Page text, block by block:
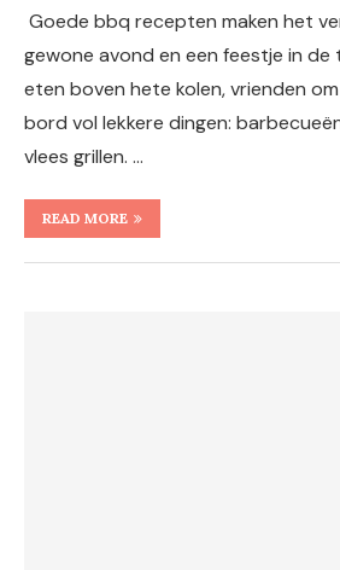
Goede bbq recepten maken het
gewone avond en een feestje in de
eten boven hete kolen, vrienden
bord vol lekkere dingen:
vlees grillen. …
READ MORE